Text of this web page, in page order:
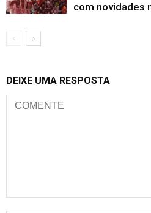
com novidades
DEIXE UMA RESPOSTA